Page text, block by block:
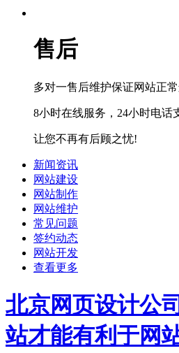
售后
多对一售后维护保证网站正
8小时在线服务，24小时电话
让您不再有后顾之忧!
新闻资讯
网站建设
网站制作
网站维护
常见问题
签约动态
网站开发
查看更多
北京网页设计公
站才能有利于网